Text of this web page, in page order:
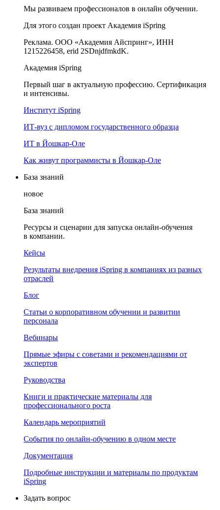
Мы развиваем профессионалов в онлайн обучении.
Для этого создан проект Академия iSpring
Реклама. ООО «Академия Айспринг», ИНН
1215226458, erid 2SDnjdfmkdK.
Академия iSpring
Первый шаг в актуальную профессию. Сертификация
и интенсивы.
Институт iSpring
ИТ-вуз с дипломом государственного образца
ИТ в Йошкар-Оле
Как живут программисты в Йошкар‑Оле
База знаний
новое
База знаний
Ресурсы и сценарии для запуска онлайн-обучения
в компании.
Кейсы
Результаты внедрения iSpring в компаниях из разных
отраслей
Блог
Статьи о корпоративном обучении и развитии
персонала
Вебинары
Прямые эфиры с советами и рекомендациями от
экспертов
Руководства
Книги и практические материалы для
профессионального роста
Календарь мероприятий
События по онлайн-обучению в одном месте
Документация
Подробные инструкции и материалы по продуктам
iSpring
Задать вопрос